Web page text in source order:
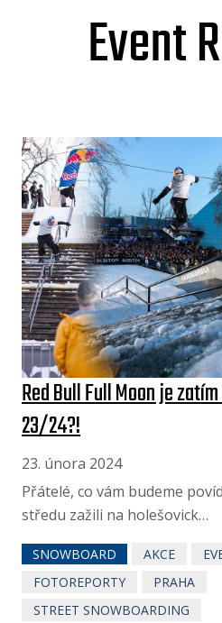
Event
Red Bull Full Moon je
23/24?!
23. února 2024
Přátelé, co vám budeme
středu zažili na holešovick…
SNOWBOARD AKCE
FOTOREPORTY
PRAHA
STREET SNOWBOARDING